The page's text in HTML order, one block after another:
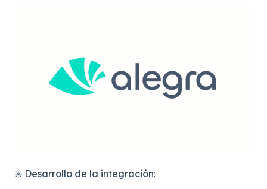
✳️ Desarrollo de la integración: